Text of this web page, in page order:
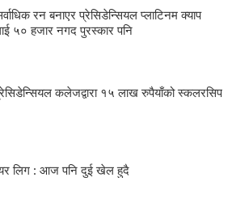
रन बनाएर प्रेसिडेन्सियल प्लाटिनम क्याप
५० हजार नगद पुरस्कार पनि
कलेजद्वारा १५ लाख रुपैयाँको स्कलरसिप
लिग : आज पनि दुई खेल हुदै